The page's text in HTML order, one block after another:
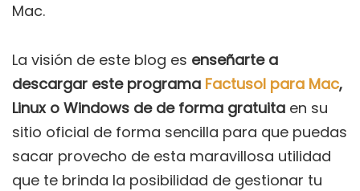
Mac.
La visión de este blog es enseñarte a
descargar este programa Factusol para Mac,
Linux o Windows de de forma gratuita en su
sitio oficial de forma sencilla para que puedas
sacar provecho de esta maravillosa utilidad
que te brinda la posibilidad de gestionar tu